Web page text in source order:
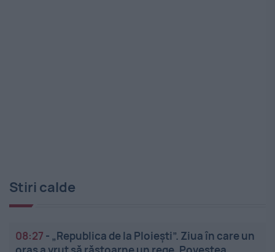
Stiri calde
08:27 - „Republica de la Ploiești”. Ziua în care un